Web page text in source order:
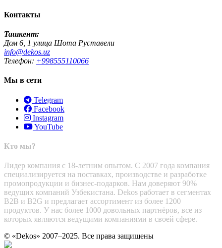
Контакты
Ташкент:
Дом 6, 1 улица Шота Руставели
info@dekos.uz
Телефон: +998555110066
Мы в сети
Telegram
Facebook
Instagram
YouTube
Кто мы?
Лидер компания с 18-летним опытом. С 2007 года компания
специализируется на поставках, производстве и разработке
промопродукции и бизнес-подарков. Нам доверяют 90%
ведущих компаний Узбекистана. Dekos работает в сегментах
B2B и B2G и предлагает ассортимент из более 1200
продуктов. У нас более 1000 довольных партнёров, все из
которых являются ведущими компаниями в своей сфере.
© «Dekos» 2007–2025. Все права защищены